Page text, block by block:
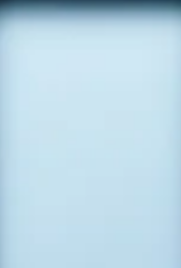
Blog Contacto 622 42 78 71